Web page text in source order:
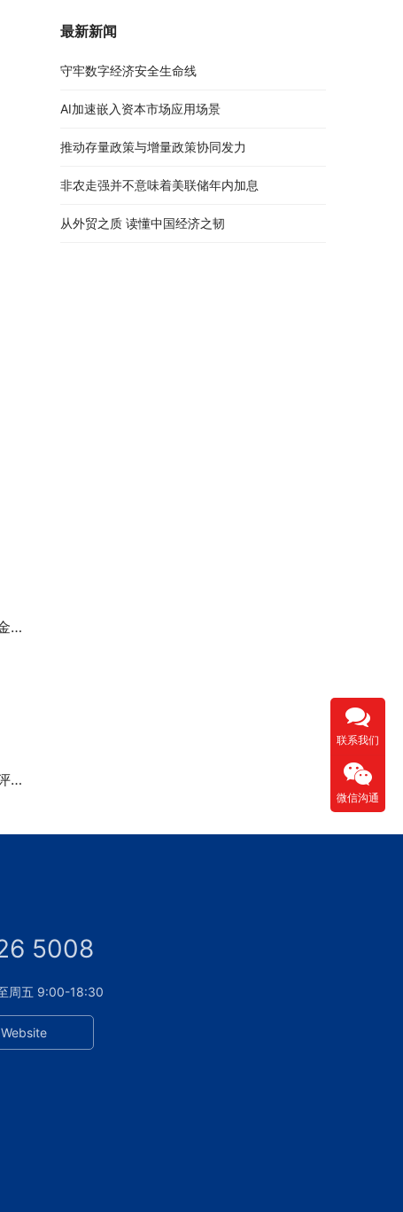
最新新闻
守牢数字经济安全生命线
AI加速嵌入资本市场应用场景
推动存量政策与增量政策协同发力
非农走强并不意味着美联储年内加息
从外贸之质 读懂中国经济之韧
5008
周五 9:00-18:30
联系我们
微信沟通